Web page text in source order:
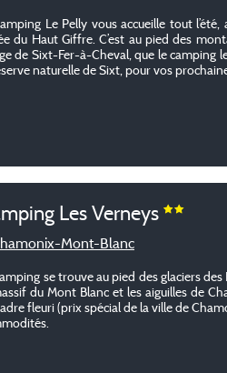
Le Pelly vous accueille tout
du Haut Giffre. C’est au pied des
de Sixt-Fer-à-Cheval, que le camping
naturelle de Sixt, pour vos
Les Verneys
Mont-Blanc
se trouve au pied des glaciers
du Mont Blanc et les aiguilles de
fleuri (prix spécial de la ville de